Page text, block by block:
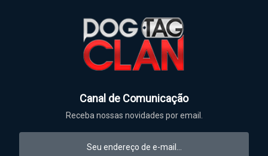
Canal de Comunicação
Receba nossas novidades por email.